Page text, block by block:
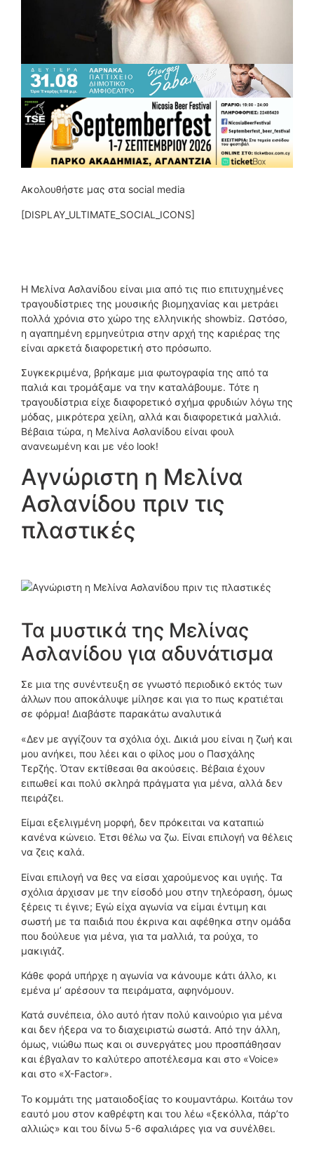
Ακολουθήστε μας στα social media
[DISPLAY_ULTIMATE_SOCIAL_ICONS]
Η Μελίνα Ασλανίδου είναι μια από τις πιο επιτυχημένες
τραγουδίστριες της μουσικής βιομηχανίας και μετράει
πολλά χρόνια στο χώρο της ελληνικής showbiz. Ωστόσο,
η αγαπημένη ερμηνεύτρια στην αρχή της καριέρας της
είναι αρκετά διαφορετική στο πρόσωπο.
Συγκεκριμένα, βρήκαμε μια φωτογραφία της από τα
παλιά και τρομάξαμε να την καταλάβουμε. Τότε η
τραγουδίστρια είχε διαφορετικό σχήμα φρυδιών λόγω της
μόδας, μικρότερα χείλη, αλλά και διαφορετικά μαλλιά.
Βέβαια τώρα, η Μελίνα Ασλανίδου είναι φουλ
ανανεωμένη και με νέο look!
Αγνώριστη η Μελίνα
Ασλανίδου πριν τις
πλαστικές
Τα μυστικά της Μελίνας
Ασλανίδου για αδυνάτισμα
Σε μια της συνέντευξη σε γνωστό περιοδικό εκτός των
άλλων που αποκάλυψε μίλησε και για το πως κρατιέται
σε φόρμα! Διαβάστε παρακάτω αναλυτικά
«Δεν με αγγίζουν τα σχόλια όχι. Δικιά μου είναι η ζωή και
μου ανήκει, που λέει και ο φίλος μου ο Πασχάλης
Τερζής. Όταν εκτίθεσαι θα ακούσεις. Βέβαια έχουν
ειπωθεί και πολύ σκληρά πράγματα για μένα, αλλά δεν
πειράζει.
Είμαι εξελιγμένη μορφή, δεν πρόκειται να καταπιώ
κανένα κώνειο. Έτσι θέλω να ζω. Είναι επιλογή να θέλεις
να ζεις καλά.
Είναι επιλογή να θες να είσαι χαρούμενος και υγιής. Τα
σχόλια άρχισαν με την είσοδό μου στην τηλεόραση, όμως
ξέρεις τι έγινε; Εγώ είχα αγωνία να είμαι έντιμη και
σωστή με τα παιδιά που έκρινα και αφέθηκα στην ομάδα
που δούλευε για μένα, για τα μαλλιά, τα ρούχα, το
μακιγιάζ.
Κάθε φορά υπήρχε η αγωνία να κάνουμε κάτι άλλο, κι
εμένα μ’ αρέσουν τα πειράματα, αφηνόμουν.
Κατά συνέπεια, όλο αυτό ήταν πολύ καινούριο για μένα
και δεν ήξερα να το διαχειριστώ σωστά. Από την άλλη,
όμως, νιώθω πως και οι συνεργάτες μου προσπάθησαν
και έβγαλαν το καλύτερο αποτέλεσμα και στο «Voice»
και στο «X-Factor».
Το κομμάτι της ματαιοδοξίας το κουμαντάρω. Κοιτάω τον
εαυτό μου στον καθρέφτη και του λέω «ξεκόλλα, πάρ’το
αλλιώς» και του δίνω 5-6 σφαλιάρες για να συνέλθει.